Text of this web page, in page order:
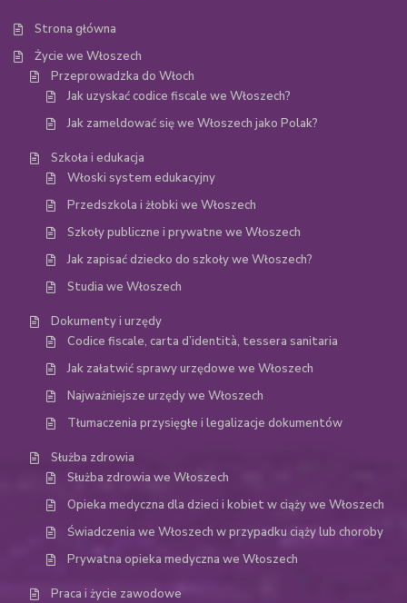
Strona główna
Życie we Włoszech
Przeprowadzka do Włoch
Jak uzyskać codice fiscale we Włoszech?
Jak zameldować się we Włoszech jako Polak?
Szkoła i edukacja
Włoski system edukacyjny
Przedszkola i żłobki we Włoszech
Szkoły publiczne i prywatne we Włoszech
Jak zapisać dziecko do szkoły we Włoszech?
Studia we Włoszech
Dokumenty i urzędy
Codice fiscale, carta d’identità, tessera sanitaria
Jak załatwić sprawy urzędowe we Włoszech
Najważniejsze urzędy we Włoszech
Tłumaczenia przysięgłe i legalizacje dokumentów
Służba zdrowia
Służba zdrowia we Włoszech
Opieka medyczna dla dzieci i kobiet w ciąży we Włoszech
Świadczenia we Włoszech w przypadku ciąży lub choroby
Prywatna opieka medyczna we Włoszech
Praca i życie zawodowe